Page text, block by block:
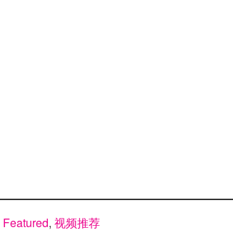
Featured, 视频推荐